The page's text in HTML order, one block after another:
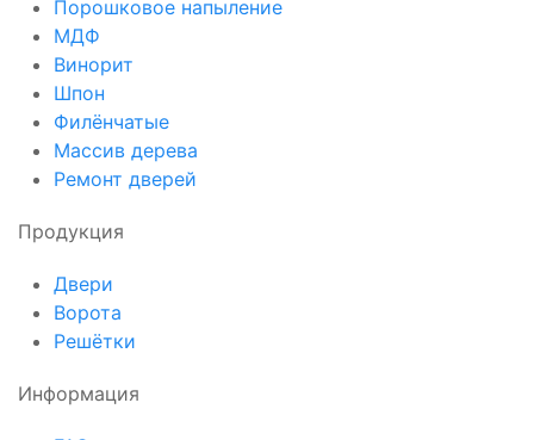
Порошковое напыление
МДФ
Винорит
Шпон
Филёнчатые
Массив дерева
Ремонт дверей
Продукция
Двери
Ворота
Решётки
Информация